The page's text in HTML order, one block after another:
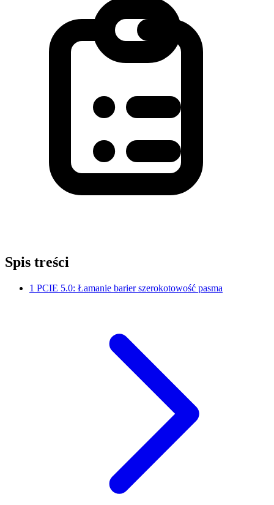
Spis treści
1 PCIE 5.0: Łamanie barier szerokotowość pasma